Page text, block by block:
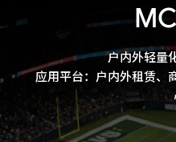
户内外轻量
应用平台：户内外租赁、